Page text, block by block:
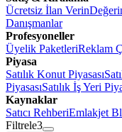
Ücretsiz İlan Verin
Danışmanlar
Profesyoneller
Üyelik PaketleriReklam
Piyasa
Satılık Konut Piyasası
PiyasasıSatılık İş Yeri
Kaynaklar
Satıcı RehberiEmlakjet
Filtrele3